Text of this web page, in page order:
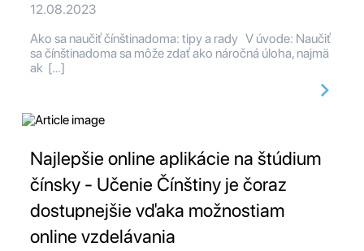
12.08.2023
Ako sa naučiť čínštinadoma: tipy a rady V úvode: Naučiť
sa čínštinadoma sa môže zdať ako náročná úloha, najmä
ak […]
Najlepšie online aplikácie na štúdium
čínsky - Učenie Čínštiny je čoraz
dostupnejšie vďaka možnostiam
online vzdelávania